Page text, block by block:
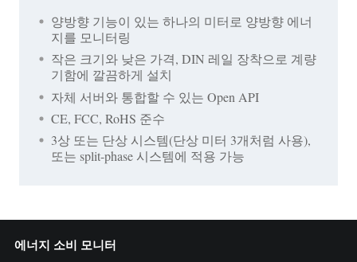
양방향 기능이 있는 하나의 미터로 양방향 에너
지를 모니터링
작은 크기와 낮은 가격, DIN 레일 장착으로 계량
기함에 깔끔하게 설치
자체 서버와 통합할 수 있는 Open API
CE, FCC, RoHS 준수
3상 또는 단상 시스템(단상 미터 3개처럼 사용),
또는 split-phase 시스템에 적용 가능
에너지 소비 모니터